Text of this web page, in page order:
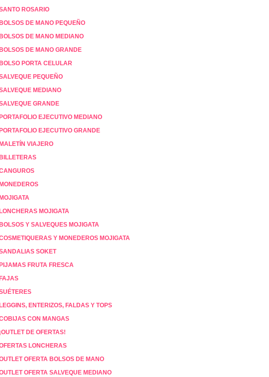
ROSARIO
DE MANO PEQUEÑO
DE MANO MEDIANO
DE MANO GRANDE
PORTA CELULAR
PEQUEÑO
MEDIANO
GRANDE
EJECUTIVO MEDIANO
EJECUTIVO GRANDE
VIAJERO
MOJIGATA
Y SALVEQUES MOJIGATA
Y MONEDEROS MOJIGATA
SOKET
FRUTA FRESCA
ENTERIZOS, FALDAS Y TOPS
CON MANGAS
DE OFERTAS!
LONCHERAS
OFERTA BOLSOS DE MANO
OFERTA SALVEQUE MEDIANO